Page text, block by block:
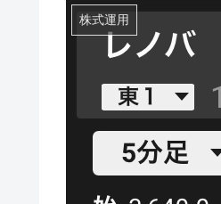
株式運用